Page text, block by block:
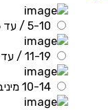
5-10 / עד 6 עם מזוודות - מיניבוס 10
11-19 / עד 15 עם מזוודת - מיניבוס 19
10-14 מיניבוס לימוזינה